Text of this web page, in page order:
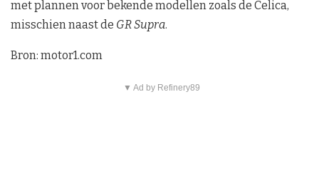
met plannen voor bekende modellen zoals de Celica,
misschien naast de GR Supra.
Bron: motor1.com
▼ Ad by Refinery89